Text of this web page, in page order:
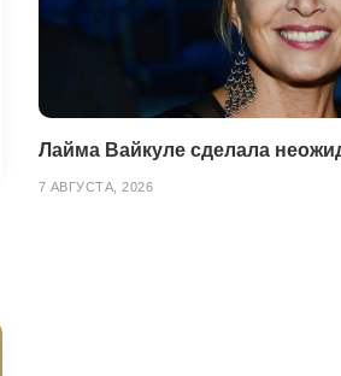
Лайма Вайкуле сделала
7 АВГУСТА, 2026